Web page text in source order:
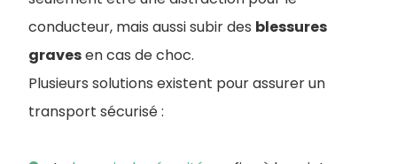
conducteur, mais aussi subir des blessures
gravesen cas de choc.
Plusieurs solutions existent pour assurer un
transport sécurisé :